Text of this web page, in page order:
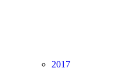
2017